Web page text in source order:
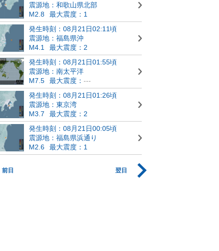
震源地：和歌山県北部
M2.8
最大震度：1
発生時刻：08月21日02:11頃
震源地：福島県沖
M4.1
最大震度：2
発生時刻：08月21日01:55頃
震源地：南太平洋
M7.5
最大震度： ---
発生時刻：08月21日01:26頃
震源地：東京湾
M3.7
最大震度：2
発生時刻：08月21日00:05頃
震源地：福島県浜通り
M2.6
最大震度：1
前日 翌日